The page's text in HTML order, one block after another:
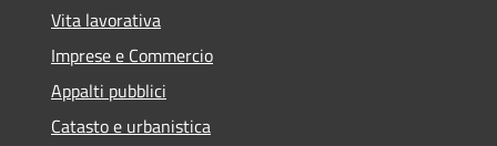
Vita lavorativa
Imprese e Commercio
Appalti pubblici
Catasto e urbanistica